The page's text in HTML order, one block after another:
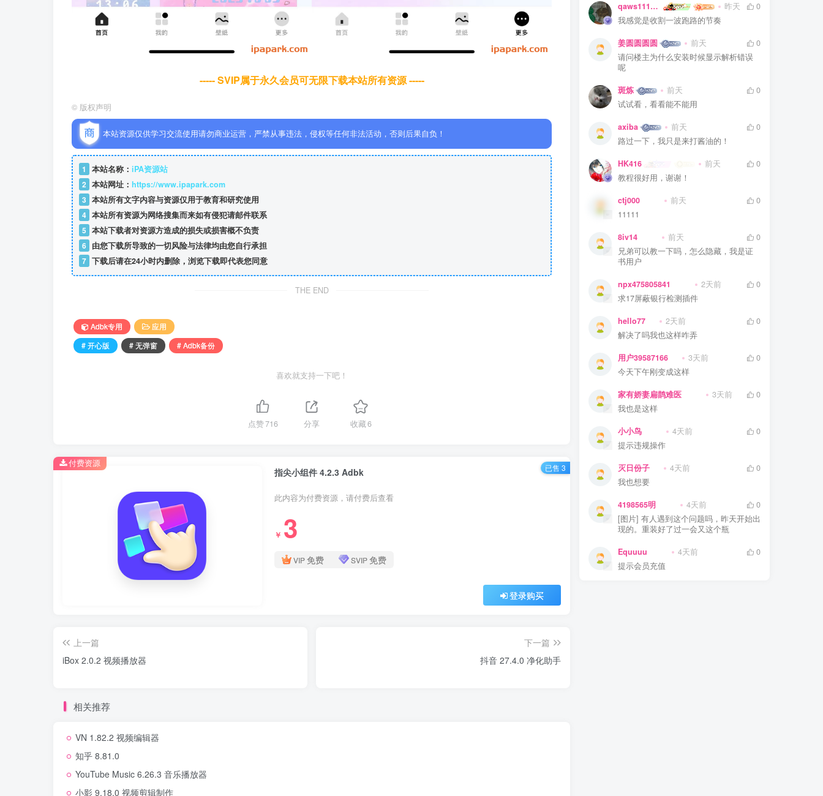
----- SVIP属于永久会员可无限下载本站所有资源 -----
© 版权声明
本站资源仅供学习交流使用请勿商业运营，严禁从事违法，侵权等任何非法活动，否则后果自负！
1 本站名称： iPA资源站
2 本站网址： https://www.ipapark.com
3 本站所有文字内容与资源仅用于教育和研究使用
4 本站所有资源为网络搜集而来如有侵犯请邮件联系
5 本站下载者对资源方造成的损失或损害概不负责
6 由您下载所导致的一切风险与法律均由您自行承担
7 下载后请在24小时内删除，浏览下载即代表您同意
THE END
Adbk专用
应用
# 开心版
# 无弹窗 # Adbk备份
喜欢就支持一下吧！
点赞716 分享 收藏6
指尖小组件 4.2.3 Adbk
此内容为付费资源，请付费后查看
￥ 3
VIP免费 SVIP免费
登录购买
付费资源 已售 3
上一篇
iBox 2.0.2 视频播放器
下一篇
抖音 27.4.0 净化助手
相关推荐
VN 1.82.2 视频编辑器
知乎 8.81.0
YouTube Music 6.26.3 音乐播放器
小影 9.18.0 视频剪辑制作
qaws111879 昨天
0
我感觉是收割一波跑路的节奏
姜圆圆圆圆 前天
0
请问楼主为什么安装时候显示解析错误
呢
斑炼 前天
0
试试看，看看能不能用
axiba 前天
0
路过一下，我只是来打酱油的！
HK416 前天
0
教程很好用，谢谢！
ctj000
0
11111
8iv14
0
兄弟可以教一下吗，怎么隐藏，我是证
书用户
npx475805841 2天前
0
求17屏蔽银行检测插件
hello77 2天前
0
解决了吗我也这样咋弄
用户39587166 3天前
0
今天下午刚变成这样
家有娇妻扁鹊难医 3天前
0
我也是这样
小小鸟 4天前
0
提示违规操作
灭日份子 4天前
0
我也想要
4198565明 4天前
0
[图片] 有人遇到这个问题吗，昨天开始出
现的。重装好了过一会又这个瓶
Equuuu 4天前
0
提示会员充值